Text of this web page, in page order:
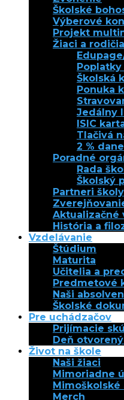
Školské
Výberové
Projekt
Žiaci a rodičia
Školská
Ponuka
Jedálny
ISIC
Tlačivá
2 % dane
Poradné
Rada
Školský
Partneri školy
Aktualizačné
História a
Vzdelávanie
Štúdium
Maturita
Učitelia a
Predmetové
Naši
Školské
Pre uchádzačov
Prijímacie
Deň
Život na škole
Naši žiaci
Mimoriadne
Merch